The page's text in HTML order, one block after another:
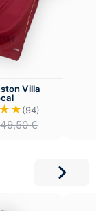
Villa
(94)
49,50€